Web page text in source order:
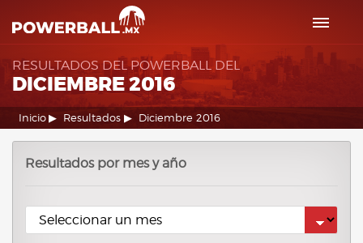
RESULTADOS DEL POWERBALL DEL
DICIEMBRE 2016
Inicio Resultados Diciembre 2016
Resultados por mes y año